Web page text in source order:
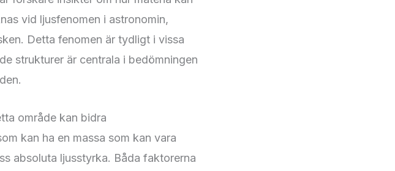
vid ljusfenomen i astronomin,
Detta fenomen är tydligt i vissa
strukturer är centrala i bedömningen
område kan bidra
kan ha en massa som kan vara
absoluta ljusstyrka. Båda faktorerna